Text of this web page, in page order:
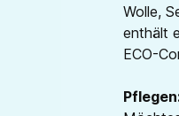
Wolle,
enthält
ECO-